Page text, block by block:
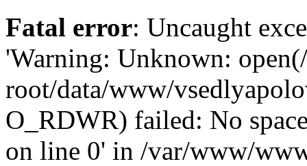
Fatal error: Uncaught
'Warning: Unknown:
root/data/www/
O_RDWR) failed: No
on line 0' in /var/www/